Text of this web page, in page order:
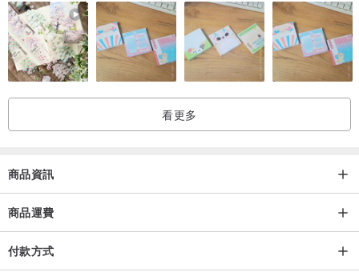
看更多
商品資訊
商品運費
付款方式